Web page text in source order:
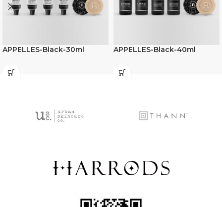
APPELLES-Black-30ml APPELLES-Black-40ml